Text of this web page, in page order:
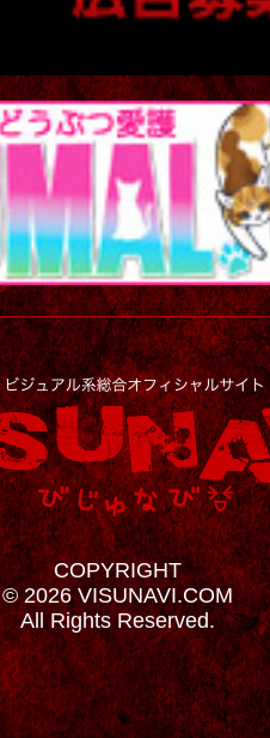
COPYRIGHT
© 2026 VISUNAVI.COM
All Rights Reserved.